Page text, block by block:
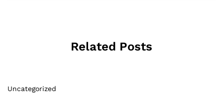
Related Posts
Uncategorized